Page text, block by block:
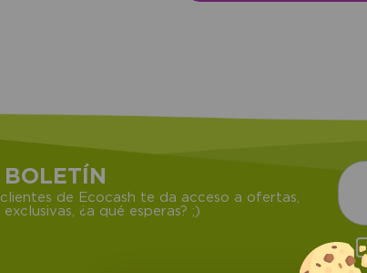
de Ecocash te da acceso a ofertas,
¿a qué esperas? ;)